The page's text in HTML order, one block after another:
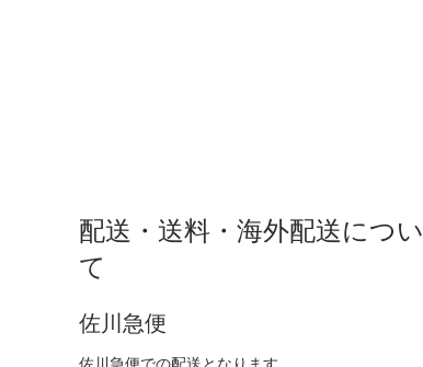
配送・送料・海外配送につい
て
佐川急便